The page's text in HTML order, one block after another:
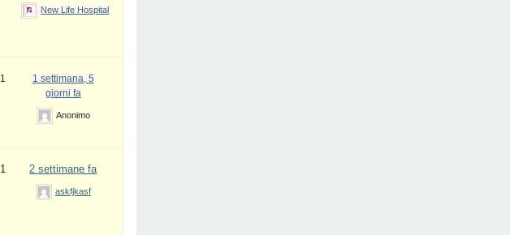
New Life Hospital
1
1 settimana, 5
giorni fa
Anonimo
1 2 settimane fa
askfjkasf